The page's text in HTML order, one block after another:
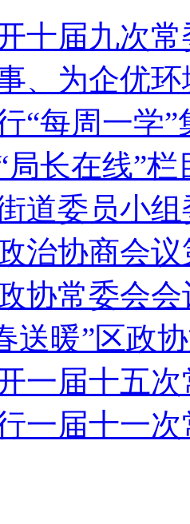
十届九次
、为企优环
“每周一学
局长在线”
道委员小
治协商会
协常委会
送暖”区政
一届十五
一届十一